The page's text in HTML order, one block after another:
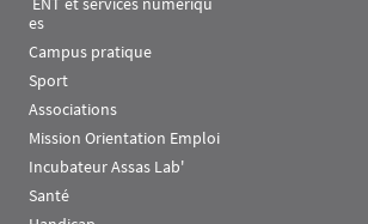
es
Campus pratique
Sport
Associations
Mission Orientation Emploi
Incubateur Assas Lab'
Santé